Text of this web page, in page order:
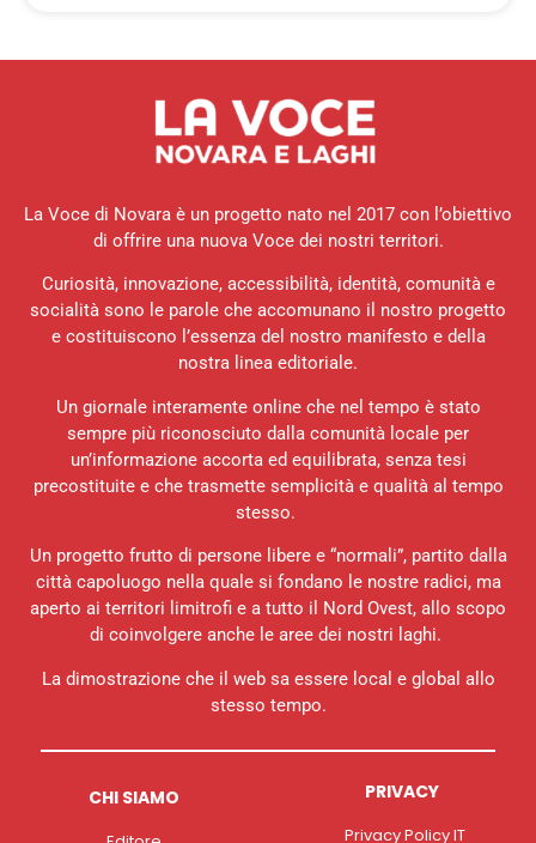
La Voce di Novara è un progetto nato nel 2017 con l’obiettivo
di offrire una nuova Voce dei nostri territori.
Curiosità, innovazione, accessibilità, identità, comunità e
socialità sono le parole che accomunano il nostro progetto
e costituiscono l’essenza del nostro manifesto e della
nostra linea editoriale.
Un giornale interamente online che nel tempo è stato
sempre più riconosciuto dalla comunità locale per
un’informazione accorta ed equilibrata, senza tesi
precostituite e che trasmette semplicità e qualità al tempo
stesso.
Un progetto frutto di persone libere e “normali”, partito dalla
città capoluogo nella quale si fondano le nostre radici, ma
aperto ai territori limitrofi e a tutto il Nord Ovest, allo scopo
di coinvolgere anche le aree dei nostri laghi.
La dimostrazione che il web sa essere local e global allo
stesso tempo.
CHI SIAMO PRIVACY
Privacy Policy IT